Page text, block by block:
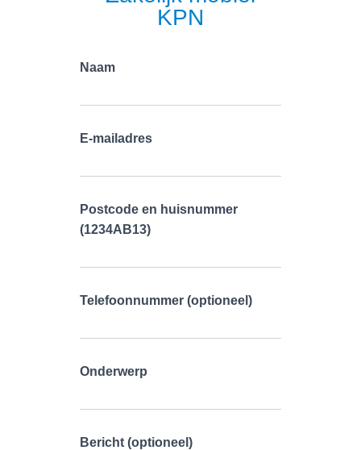
KPN
Naam
E-mailadres
Postcode en huisnummer
(1234AB13)
Telefoonnummer (optioneel)
Onderwerp
Bericht (optioneel)